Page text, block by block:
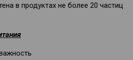
в продуктах не более 20 частиц